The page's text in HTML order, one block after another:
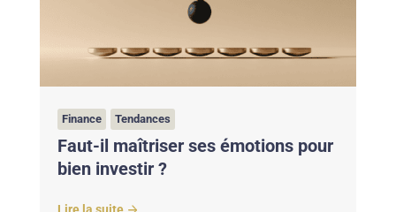
Finance Tendances
Faut-il maîtriser ses émotions pour
bien investir ?
Lire la suite